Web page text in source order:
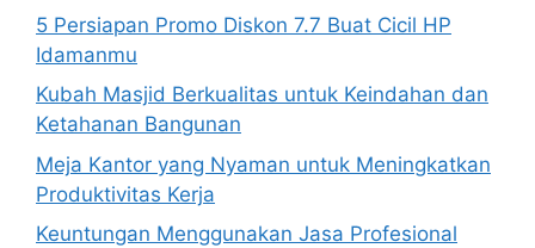
Keuntungan Menggunakan Jasa Profesional
untuk Pendirian PT di Indonesia
Bimbel TNI Polri Terbaik untuk Persiapan
Seleksi Kedinasan